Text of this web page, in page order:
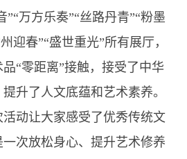
”“万方乐奏”“丝路丹青”“粉墨
迎春”“盛世重光”所有展厅，
“零距离”接触，接受了中华
升了人文底蕴和艺术素养。
动让大家感受了优秀传统文
次放松身心、提升艺术修养